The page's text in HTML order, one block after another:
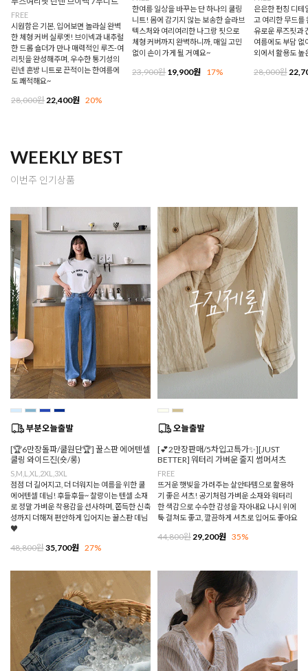
FREE
시원함은 기본, 입어보면 놀라실 완벽
한 체형 커버 실루엣! 브이넥과 내추럴
한 드롭 숄더가 만나 매력적인 루즈-여
리핏을 완성해주며, 우수한 통기성의
린넨 혼방 니트로 끈적이는 한여름에
도 쾌적해요~
28,000원22,400원 20%
한여름 일상을 바꾸는 단 하나의 쿨링
니트! 몸에 감기지 않는 보송한 슬라브
텍스처와 여리여리한 나그랑 핏으로
체형 커버까지 완벽하니까, 매일 고민
없이 손이 가게 될 거예요~
23,900원19,900원 17%
은은한 펀칭 디테
고 여리한 무드를
유로운 루즈핏과
여름에도 부담 없
외에서 활용도 높
28,000원
WEEKLY BEST
이번주 인기상품
[🏆6만장돌파/쿨원단🏆] 꿀스판 에어텐셀
쿨링 와이드진(숏/롱)
S,M,L,XL,2XL,3XL
점점 더 길어지고, 더 더워지는 여름을 위한 쿨
에어텐셀 데님! 후들후들~ 찰랑이는 텐셀 소재
로 정말 가벼운 착용감을 선사하며, 쫀득한 신축
성까지 더해져 편안하게 입어지는 꿀스판 데님
♥
48,800원35,700원 27%
[💕2만장판매/5차입고특가✨][JUST
BETTER] 워터리 가벼운 줄지 썸머셔츠
FREE
뜨거운 햇빛을 가려주는 살안타템으로 활용하
기 좋은 셔츠! 공기처럼 가벼운 소재와 워터리
한 색감으로 수수한 감성을 자아내요 나시 위에
툭 걸쳐도 좋고, 깔끔하게 셔츠로 입어도 좋아요
44,800원29,200원 35%